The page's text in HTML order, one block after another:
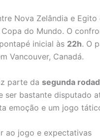
Nova Zelândia e
Copa do Mundo. O
inicial às 22h. O
Vancouver, Canadá.
parte da segunda
ser bastante disputado
emoção e um jogo
ao jogo e expectativas